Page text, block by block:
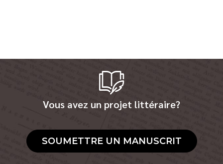
Vous avez un projet littéraire?
SOUMETTRE UN MANUSCRIT